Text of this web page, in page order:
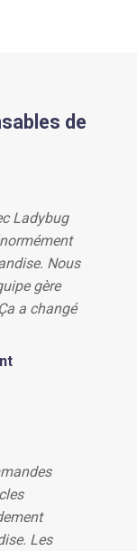
de
Ladybug
Nous
gère
a changé
Les